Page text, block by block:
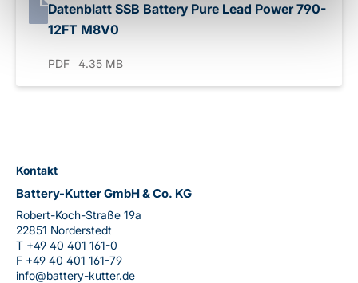
Datenblatt SSB Battery Pure Lead Power 790-
12FT M8V0
PDF 4.35 MB
Kontakt
Battery-Kutter GmbH & Co. KG
Robert-Koch-Straße 19a
22851 Norderstedt
T +49 40 401 161-0
F +49 40 401 161-79
info@battery-kutter.de